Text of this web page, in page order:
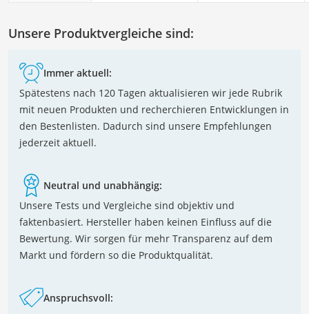
Unsere Produktvergleiche sind:
Immer aktuell:
Spätestens nach 120 Tagen aktualisieren wir jede Rubrik
mit neuen Produkten und recherchieren Entwicklungen in
den Bestenlisten. Dadurch sind unsere Empfehlungen
jederzeit aktuell.
Neutral und unabhängig:
Unsere Tests und Vergleiche sind objektiv und
faktenbasiert. Hersteller haben keinen Einfluss auf die
Bewertung. Wir sorgen für mehr Transparenz auf dem
Markt und fördern so die Produktqualität.
Anspruchsvoll: